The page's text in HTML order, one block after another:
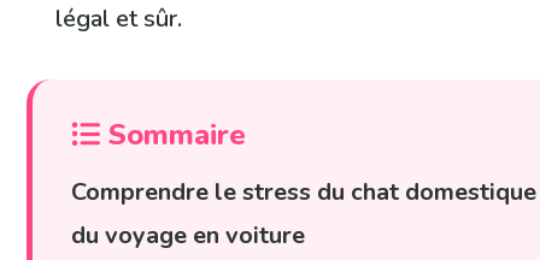
légal et sûr.
Sommaire
Comprendre le stress du chat
du voyage en voiture